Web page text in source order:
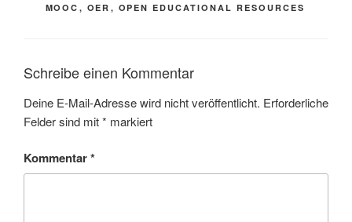
MOOC , OER , OPEN EDUCATIONAL RESOURCES
Schreibe einen Kommentar
Deine E-Mail-Adresse wird nicht veröffentlicht. Erforderliche
Felder sind mit* markiert
Kommentar*